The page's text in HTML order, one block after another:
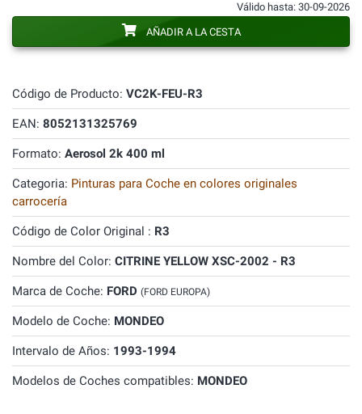
Código de Producto: VC2K-FEU-R3
EAN: 8052131325769
Formato: Aerosol 2k 400 ml
Categoria: Pinturas para Coche en colores originales
carrocería
Código de Color Original : R3
Nombre del Color: CITRINE YELLOW XSC-2002 - R3
Marca de Coche: FORD (FORD EUROPA)
Modelo de Coche: MONDEO
Intervalo de Años: 1993-1994
Modelos de Coches compatibles: MONDEO
Válido hasta: 30-09-2026
AÑADIR A LA CESTA